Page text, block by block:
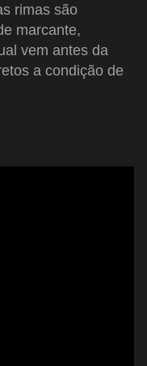
rimas são
marcante,
vem antes da
a condição de